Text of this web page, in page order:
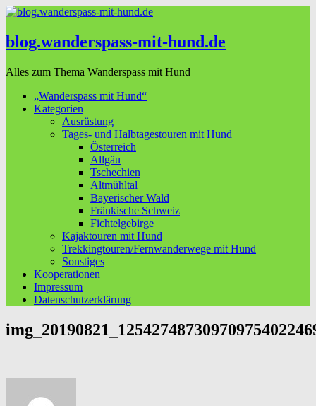
blog.wanderspass-mit-hund.de
Alles zum Thema Wanderspass mit Hund
„Wanderspass mit Hund“
Kategorien
Ausrüstung
Tages- und Halbtagestouren mit Hund
Österreich
Allgäu
Tschechien
Altmühltal
Bayerischer Wald
Fränkische Schweiz
Fichtelgebirge
Kajaktouren mit Hund
Trekkingtouren/Fernwanderwege mit Hund
Sonstiges
Kooperationen
Impressum
Datenschutzerklärung